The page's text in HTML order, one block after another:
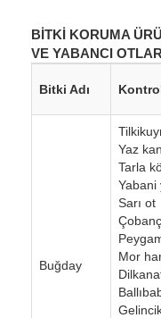
BİTKİ KORUMA
VE YABANCI
Bitki Adı
Buğday
Yaz
Tarla
Yabani
Sarı ot
Mor